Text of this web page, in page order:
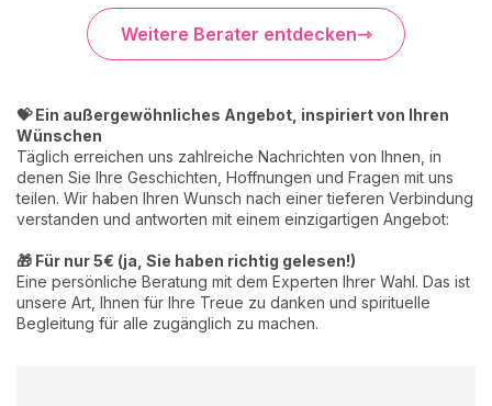
Weitere Berater entdecken
💝 Ein außergewöhnliches Angebot, inspiriert von Ihren
Wünschen
Täglich erreichen uns zahlreiche Nachrichten von Ihnen, in
denen Sie Ihre Geschichten, Hoffnungen und Fragen mit uns
teilen. Wir haben Ihren Wunsch nach einer tieferen Verbindung
verstanden und antworten mit einem einzigartigen Angebot:
🎁 Für nur 5€ (ja, Sie haben richtig gelesen!)
Eine persönliche Beratung mit dem Experten Ihrer Wahl. Das ist
unsere Art, Ihnen für Ihre Treue zu danken und spirituelle
Begleitung für alle zugänglich zu machen.